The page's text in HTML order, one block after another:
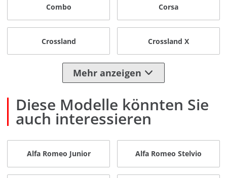
Combo Corsa
Crossland Crossland X
Mehr anzeigen
Diese Modelle könnten Sie
auch interessieren
Alfa Romeo Junior Alfa Romeo Stelvio